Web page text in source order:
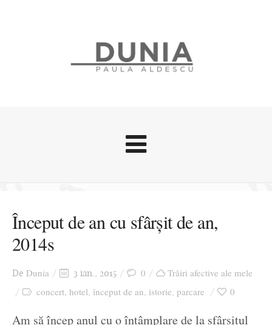
Stari afective
Zice Dunia
Cursuri povestite
Ziua culorii
Început de an cu sfârşit de an,
2014s
De Dunia 3 ian., 2015 0
Trăiri afective ale mele
concert, hotel, început de an, istorie, parcare 0
Am să încep anul cu o întâmplare de la sfârşitul